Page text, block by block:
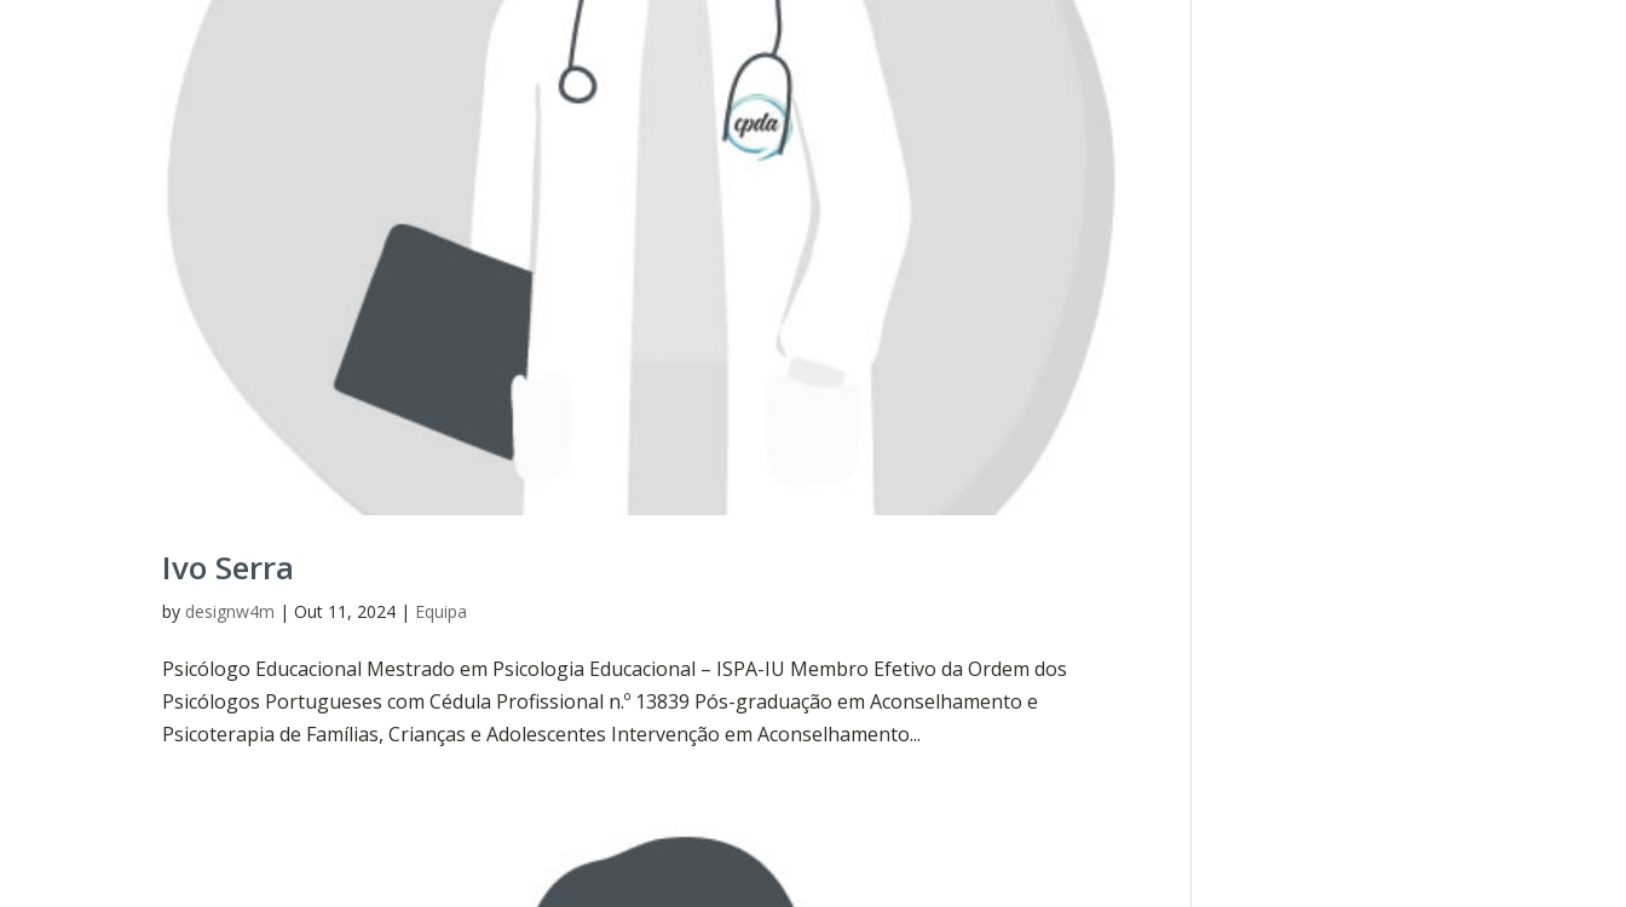
Ivo Serra
by designw4m |Out 11, 2024 | Equipa
Psicólogo Educacional Mestrado em Psicologia Educacional – ISPA-IU Membro Efetivo da Ordem dos
Psicólogos Portugueses com Cédula Profissional n.º 13839 Pós-graduação em Aconselhamento e
Psicoterapia de Famílias, Crianças e Adolescentes Intervenção em Aconselhamento...